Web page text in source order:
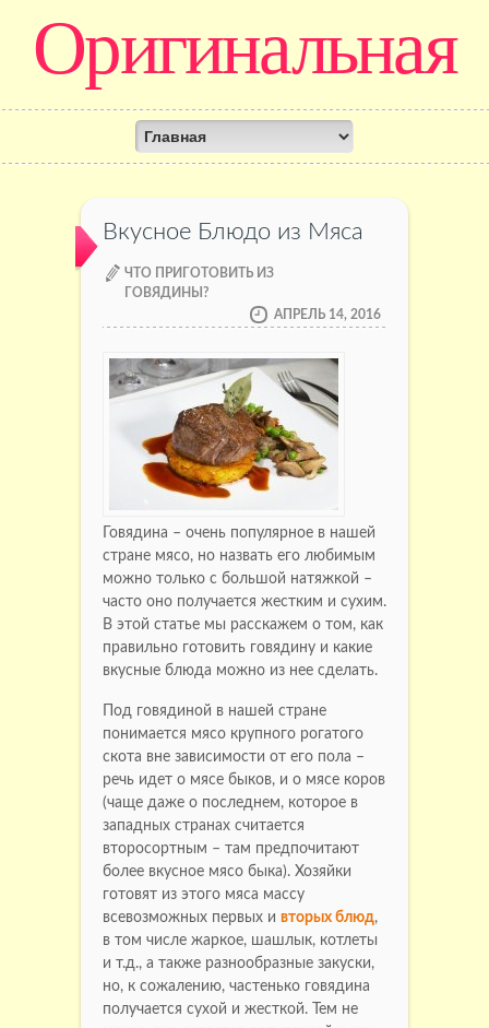
Оригинальная
кулинария
Вкусное Блюдо из Мяса
ЧТО ПРИГОТОВИТЬ ИЗ
ГОВЯДИНЫ?
АПРЕЛЬ 14, 2016
Говядина – очень популярное в нашей
стране мясо, но назвать его любимым
можно только с большой натяжкой –
часто оно получается жестким и сухим.
В этой статье мы расскажем о том, как
правильно готовить говядину и какие
вкусные блюда можно из нее сделать.
Под говядиной в нашей стране
понимается мясо крупного рогатого
скота вне зависимости от его пола –
речь идет о мясе быков, и о мясе коров
(чаще даже о последнем, которое в
западных странах считается
второсортным – там предпочитают
более вкусное мясо быка). Хозяйки
готовят из этого мяса массу
всевозможных первых и вторых блюд,
в том числе жаркое, шашлык, котлеты
и т.д., а также разнообразные закуски,
но, к сожалению, частенько говядина
получается сухой и жесткой. Тем не